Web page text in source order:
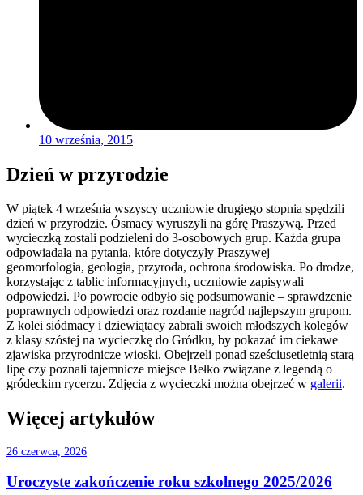
10 września, 2015
Dzień w przyrodzie
W piątek 4 września wszyscy uczniowie drugiego stopnia spędzili
dzień w przyrodzie. Ósmacy wyruszyli na górę Praszywą. Przed
wycieczką zostali podzieleni do 3-osobowych grup. Każda grupa
odpowiadała na pytania, które dotyczyły Praszywej –
geomorfologia, geologia, przyroda, ochrona środowiska. Po drodze,
korzystając z tablic informacyjnych, uczniowie zapisywali
odpowiedzi. Po powrocie odbyło się podsumowanie – sprawdzenie
poprawnych odpowiedzi oraz rozdanie nagród najlepszym grupom.
Z kolei siódmacy i dziewiątacy zabrali swoich młodszych kolegów
z klasy szóstej na wycieczkę do Gródku, by pokazać im ciekawe
zjawiska przyrodnicze wioski. Obejrzeli ponad sześciusetletnią starą
lipę czy poznali tajemnicze miejsce Bełko związane z legendą o
gródeckim rycerzu. Zdjęcia z wycieczki można obejrzeć w galerii.
Więcej artykułów
26 czerwca, 2026
Uroczyste zakończenie roku szkolnego 2025/2026